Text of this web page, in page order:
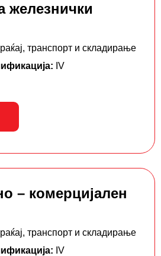
железнички
транспорт и складирање
IV
– комерцијален
транспорт и складирање
IV